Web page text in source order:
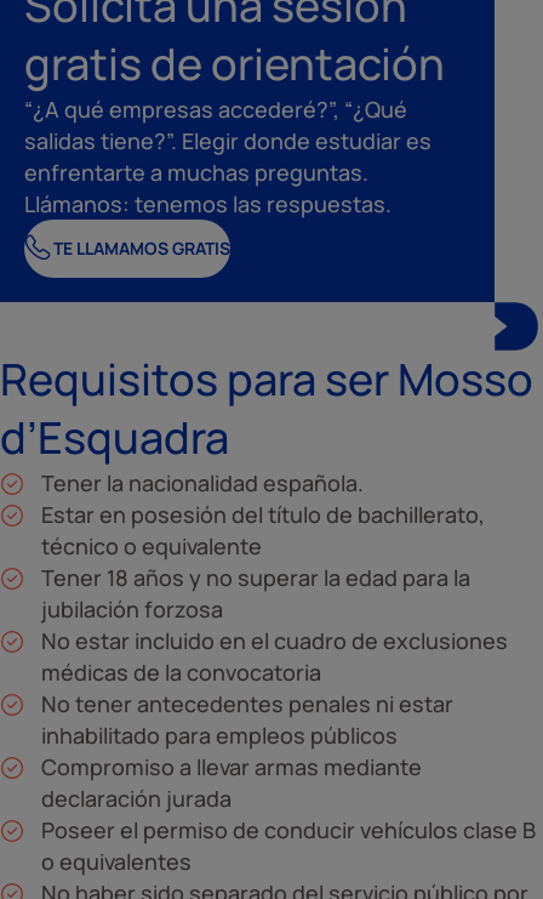
gratis de orientación
“¿A qué empresas accederé?”, “¿Qué
salidas tiene?”. Elegir donde estudiar es
enfrentarte a muchas preguntas.
Llámanos: tenemos las respuestas.
TE LLAMAMOS GRATIS
Requisitos para ser Mosso
d’Esquadra
Tener la nacionalidad española.
Estar en posesión del título de bachillerato,
técnico o equivalente
Tener 18 años y no superar la edad para la
jubilación forzosa
No estar incluido en el cuadro de exclusiones
médicas de la convocatoria
No tener antecedentes penales ni estar
inhabilitado para empleos públicos
Compromiso a llevar armas mediante
declaración jurada
Poseer el permiso de conducir vehículos clase B
o equivalentes